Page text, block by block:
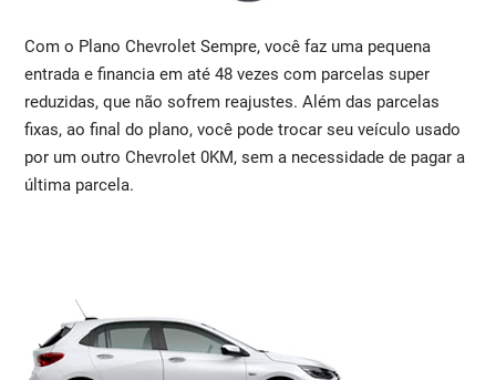
Com o Plano Chevrolet Sempre, você faz uma pequena
entrada e financia em até 48 vezes com parcelas super
reduzidas, que não sofrem reajustes. Além das parcelas
fixas, ao final do plano, você pode trocar seu veículo usado
por um outro Chevrolet 0KM, sem a necessidade de pagar a
última parcela.